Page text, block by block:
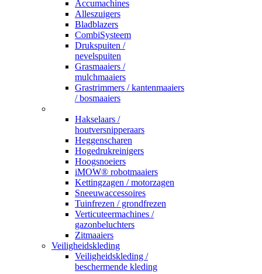
Accumachines
Alleszuigers
Bladblazers
CombiSysteem
Drukspuiten /
nevelspuiten
Grasmaaiers /
mulchmaaiers
Grastrimmers / kantenmaaiers
/ bosmaaiers
Hakselaars /
houtversnipperaars
Heggenscharen
Hogedrukreinigers
Hoogsnoeiers
iMOW® robotmaaiers
Kettingzagen / motorzagen
Sneeuwaccessoires
Tuinfrezen / grondfrezen
Verticuteermachines /
gazonbeluchters
Zitmaaiers
Veiligheidskleding
Veiligheidskleding /
beschermende kleding